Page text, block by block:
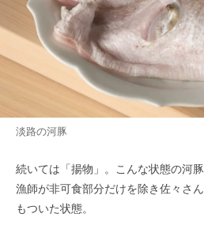
淡路の河豚
続いては「揚物」。こんな状態の河
漁師が非可食部分だけを除き佐々さ
もついた状態。